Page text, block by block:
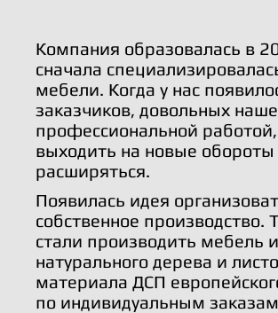
Компания образовалась в
сначала
мебели. Когда у нас
заказчиков, довольных
профессиональной
выходить на новые обороты
расширяться.
Появилась идея
собственное производство.
стали производить мебель
натурального дерева и
материала ДСП
по индивидуальным